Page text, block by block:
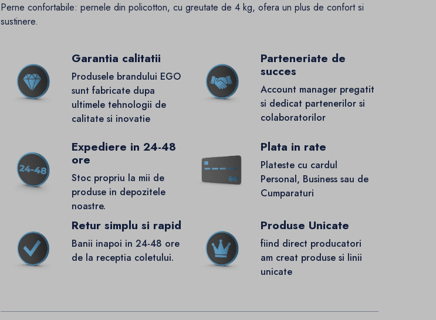
Perne confortabile: pernele din policotton, cu greutate de 4 kg, ofera un plus de confort si
sustinere.
Garantia calitatii
Produsele brandului EGO
sunt fabricate dupa
ultimele tehnologii de
calitate si inovatie
Parteneriate de
succes
Account manager pregatit
si dedicat partenerilor si
colaboratorilor
Expediere in 24-48
ore
Stoc propriu la mii de
produse in depozitele
noastre.
Plata in rate
Plateste cu cardul
Personal, Business sau de
Cumparaturi
Retur simplu si rapid
Banii inapoi in 24-48 ore
de la receptia coletului.
Produse Unicate
fiind direct producatori
am creat produse si linii
unicate